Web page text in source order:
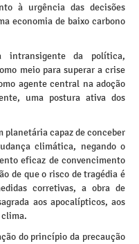
à urgência das decisões
economia de baixo carbono
intransigente da política,
meio para superar a crise
agente central na adoção
uma postura ativa dos
planetária capaz de conceber
climática, negando o
eficaz de convencimento
de que o risco de tragédia é
corretivas, a obra de
aos apocalípticos, aos
clima.
do princípio da precaução